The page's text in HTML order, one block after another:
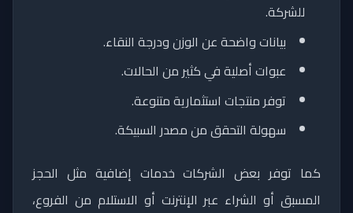
للشركة.
بيانات واضحة عن الوزن ودرجة النقاء.
عبوات أصلية في كثير من الحالات.
توفر منتجات استثمارية متنوعة.
سهولة التحقق من مصدر السبيكة.
كما توفر بعض الشركات خدمات إضافية مثل الحجز
المسبق أو الشراء عبر الإنترنت أو الاستلام من الفروع،